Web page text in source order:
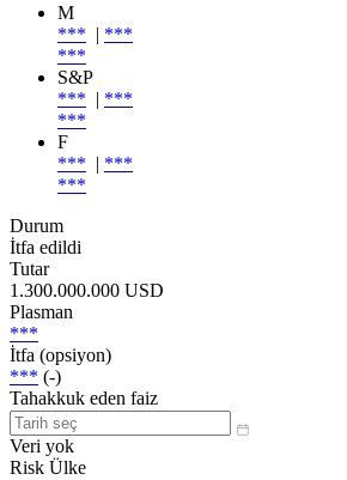
M
*** | ***
***
S&P
*** | ***
***
F
*** | ***
***
Durum
İtfa edildi
Tutar
1.300.000.000 USD
Plasman
***
İtfa (opsiyon)
*** (-)
Tahakkuk eden faiz
Veri yok
Risk Ülke